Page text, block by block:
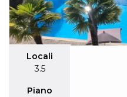
Locali
3.5
Piano